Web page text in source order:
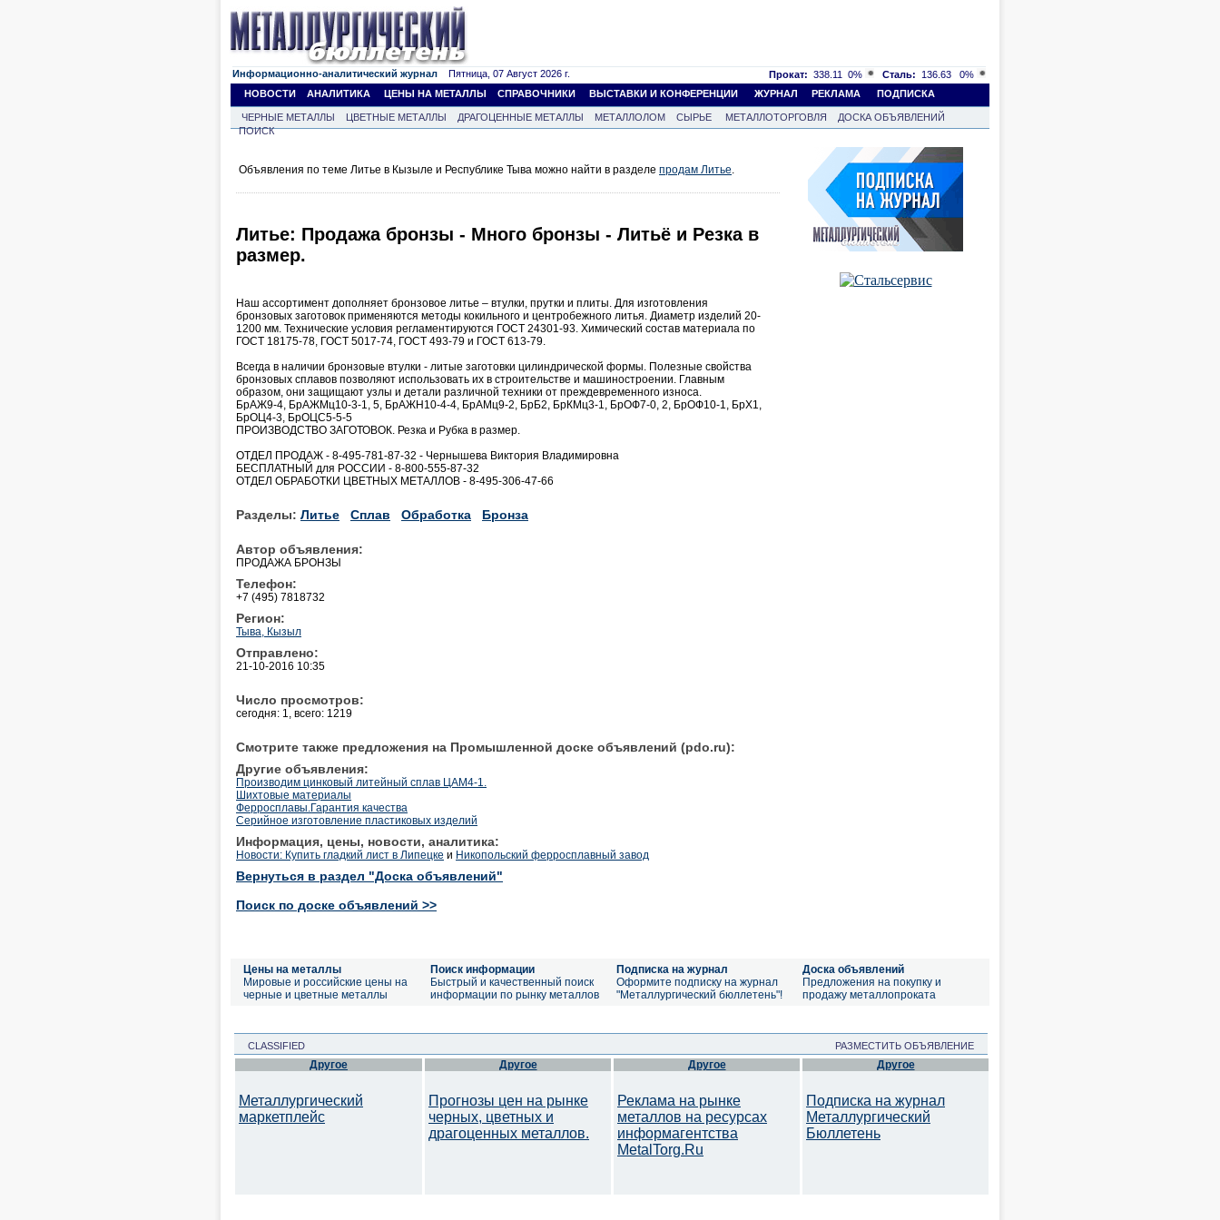
Информационно-аналитический журнал Пятница, 07 Август 2026 г. Прокат: 338.11 0% Сталь: 136.63
0%
НОВОСТИ
АНАЛИТИКА ЦЕНЫ НА МЕТАЛЛЫ СПРАВОЧНИКИ ВЫСТАВКИ И КОНФЕРЕНЦИИ ЖУРНАЛ РЕКЛАМА ПОДПИСКА
ЧЕРНЫЕ МЕТАЛЛЫ ЦВЕТНЫЕ МЕТАЛЛЫ ДРАГОЦЕННЫЕ МЕТАЛЛЫ МЕТАЛЛОЛОМ СЫРЬЕ МЕТАЛЛОТОРГОВЛЯ
ДОСКА ОБЪЯВЛЕНИЙ
ПОИСК
Объявления по теме Литье в Кызыле и Республике Тыва можно найти в разделе продам Литье.
Литье: Продажа бронзы - Много бронзы - Литьё и Резка в
размер.
Наш ассортимент дополняет бронзовое литье – втулки, прутки и плиты. Для изготовления
бронзовых заготовок применяются методы кокильного и центробежного литья. Диаметр изделий 20-
1200 мм. Технические условия регламентируются ГОСТ 24301-93. Химический состав материала по
ГОСТ 18175-78, ГОСТ 5017-74, ГОСТ 493-79 и ГОСТ 613-79.
Всегда в наличии бронзовые втулки - литые заготовки цилиндрической формы. Полезные свойства
бронзовых сплавов позволяют использовать их в строительстве и машиностроении. Главным
образом, они защищают узлы и детали различной техники от преждевременного износа.
БрАЖ9-4, БрАЖМц10-3-1, 5, БрАЖН10-4-4, БрАМц9-2, БрБ2, БрКМц3-1, БрОФ7-0, 2, БрОФ10-1, БрХ1,
БрОЦ4-3, БрОЦС5-5-5
ПРОИЗВОДСТВО ЗАГОТОВОК. Резка и Рубка в размер.
ОТДЕЛ ПРОДАЖ - 8-495-781-87-32 - Чернышева Виктория Владимировна
БЕСПЛАТНЫЙ для РОССИИ - 8-800-555-87-32
ОТДЕЛ ОБРАБОТКИ ЦВЕТНЫХ МЕТАЛЛОВ - 8-495-306-47-66
Разделы: Литье Сплав Обработка Бронза
Автор объявления:
ПРОДАЖА БРОНЗЫ
Телефон:
+7 (495) 7818732
Регион:
Тыва, Кызыл
Отправлено:
21-10-2016 10:35
Число просмотров:
сегодня: 1, всего: 1219
Смотрите также предложения на Промышленной доске объявлений (pdo.ru):
Другие объявления:
Производим цинковый литейный сплав ЦАМ4-1.
Шихтовые материалы
Ферросплавы.Гарантия качества
Серийное изготовление пластиковых изделий
Информация, цены, новости, аналитика:
Новости: Купить гладкий лист в Липецке и Никопольский ферросплавный завод
Вернуться в раздел "Доска объявлений"
Поиск по доске объявлений >>
Цены на металлы
Мировые и российские цены на
черные и цветные металлы
Поиск информации
Быстрый и качественный поиск
информации по рынку металлов
Подписка на журнал
Оформите подписку на журнал
"Металлургический бюллетень"!
Доска объявлений
Предложения на покупку и
продажу металлопроката
CLASSIFIED РАЗМЕСТИТЬ ОБЪЯВЛЕНИЕ
Другое
Металлургический
маркетплейс
Другое
Прогнозы цен на рынке
черных, цветных и
драгоценных металлов.
Другое
Реклама на рынке
металлов на ресурсах
информагентства
MetalTorg.Ru
Другое
Подписка на журнал
Металлургический
Бюллетень